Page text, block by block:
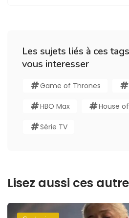
Les sujets liés à ces
vous interesser
Game of Thrones
HBO Max House
Série TV
Lisez aussi ces